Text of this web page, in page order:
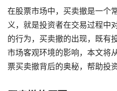
在股票市场中，买卖撤是一个
义，就是投资者在交易过程中
的行为，买卖撤的出现，既有
市场客观环境的影响，本文将
票买卖撤背后的奥秘，帮助投